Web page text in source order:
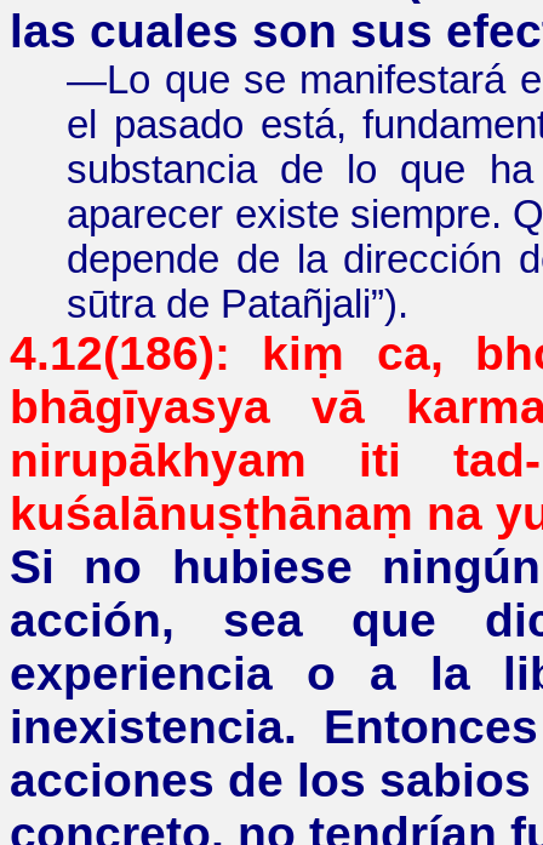
las cuales son sus
—Lo que se manifestará
el pasado está,
substancia de lo que
aparecer existe siempre.
depende de la dirección
sūtra de Patañjali”).
4.12(186): kiṃ ca,
bhāgīyasya vā
nirupākhyam iti tad-
kuśalānuṣṭhānaṃ na
Si no hubiese
acción, sea que
experiencia o a la
inexistencia.
acciones de los
concreto, no tendrían